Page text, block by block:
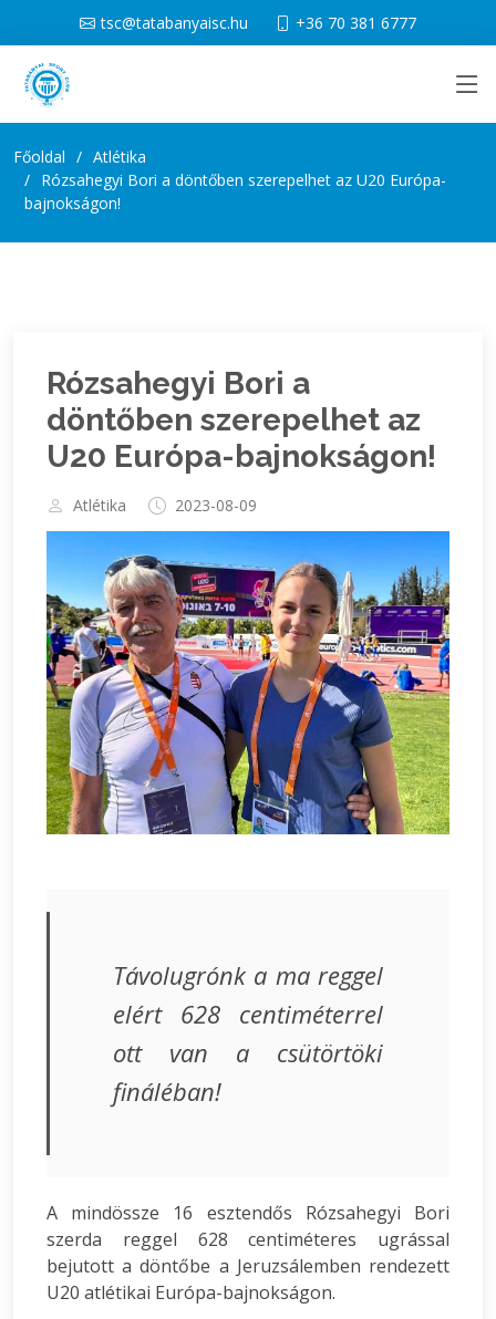
tsc@tatabanyaisc.hu +36 70 381 6777
Főoldal
Atlétika
Rózsahegyi Bori a döntőben szerepelhet az U20 Európa-
bajnokságon!
Rózsahegyi Bori a
döntőben szerepelhet az
U20 Európa-bajnokságon!
Atlétika 2023-08-09
Távolugrónk a ma reggel
elért 628 centiméterrel
ott van a csütörtöki
fináléban!
A mindössze 16 esztendős Rózsahegyi Bori
szerda reggel 628 centiméteres ugrással
bejutott a döntőbe a Jeruzsálemben rendezett
U20 atlétikai Európa-bajnokságon.